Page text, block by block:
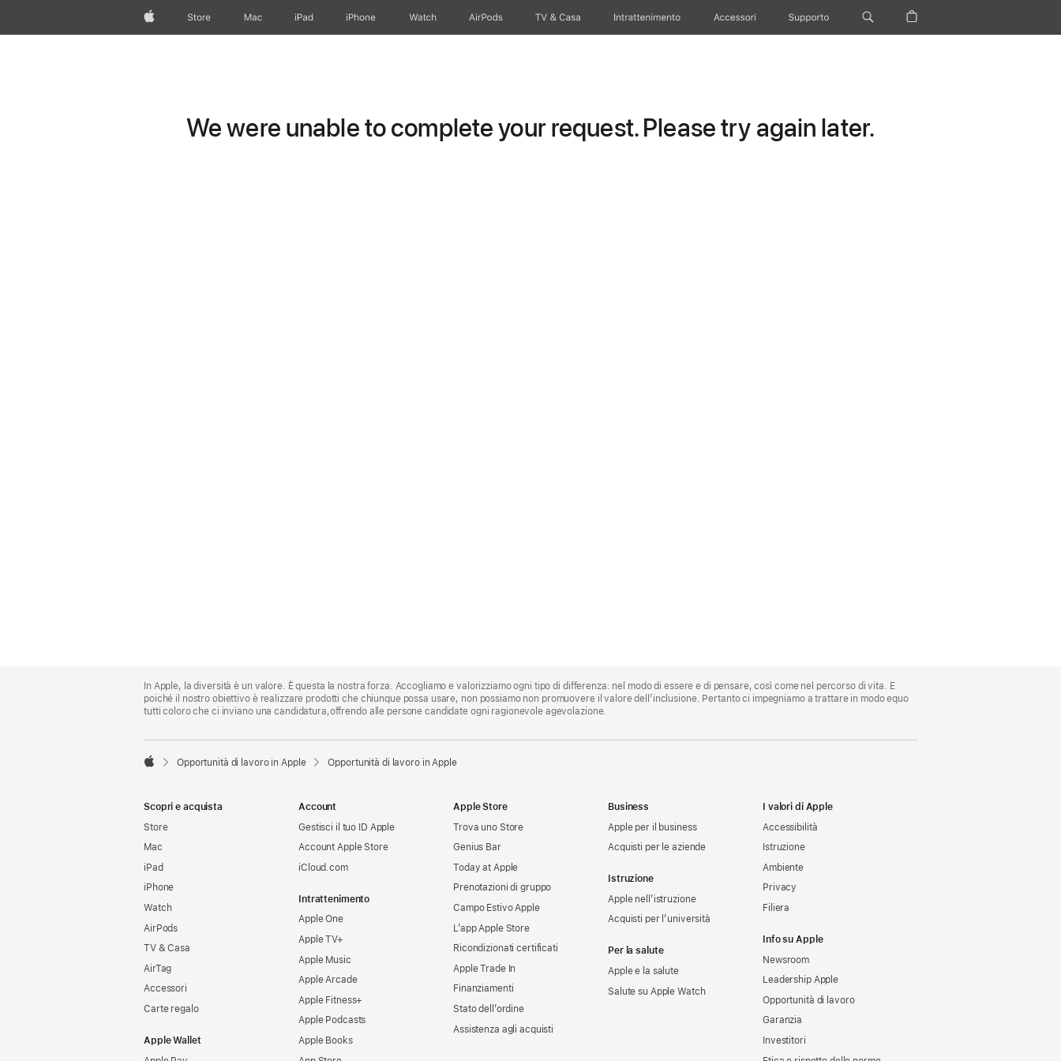
AppleStore Mac iPad iPhone Watch AirPods TV & Casa Intrattenimento Accessori Supporto
We were unable to complete your request. Please try again later.
Footer
In Apple, la diversità è un valore. È questa la nostra forza. Accogliamo e valorizziamo ogni tipo di differenza: nel modo di essere e di pensare, così come nel percorso di vita. E
poiché il nostro obiettivo è realizzare prodotti che chiunque possa usare, non possiamo non promuovere il valore dell’inclusione. Pertanto ci impegniamo a trattare in modo equo
tutti coloro che ci inviano una candidatura,offrendo alle persone candidate ogni ragionevole agevolazione.

Opportunità di lavoro in Apple Opportunità di lavoro in Apple
Scopri e acquista
Store
Mac
iPad
iPhone
Watch
AirPods
TV & Casa
AirTag
Accessori
Carte regalo
Apple Wallet
Account
Gestisci il tuo ID Apple
Account Apple Store
iCloud.com
Intrattenimento
Apple One
Apple TV+
Apple Music
Apple Arcade
Apple Fitness+
Apple Podcasts
Apple Books
Apple Store
Trova uno Store
Genius Bar
Today at Apple
Prenotazioni di gruppo
Campo Estivo Apple
L’app Apple Store
Ricondizionati certificati
Apple Trade In
Finanziamenti
Stato dell’ordine
Assistenza agli acquisti
Business
Apple per il business
Acquisti per le aziende
Istruzione
Apple nell’istruzione
Acquisti per l’università
Per la salute
Apple e la salute
Salute su Apple Watch
I valori di Apple
Accessibilità
Istruzione
Ambiente
Privacy
Filiera
Info su Apple
Newsroom
Leadership Apple
Opportunità di lavoro
Garanzia
Investitori